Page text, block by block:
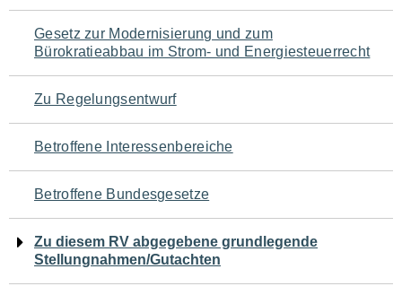
Navigation
für
den
Seiteninhalt
Gesetz zur Modernisierung und zum
Bürokratieabbau im Strom- und Energiesteuerrecht
Zu Regelungsentwurf
Betroffene Interessenbereiche
Betroffene Bundesgesetze
Zu diesem RV abgegebene grundlegende
Stellungnahmen/Gutachten